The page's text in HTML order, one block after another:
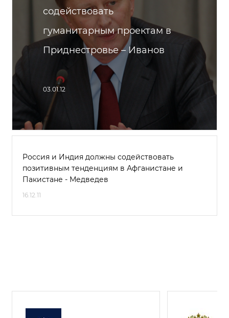
содействовать
гуманитарным проектам в
Приднестровье – Иванов
03.01.12
Россия и Индия должны содействовать
позитивным тенденциям в Афганистане и
Пакистане - Медведев
16.12.11